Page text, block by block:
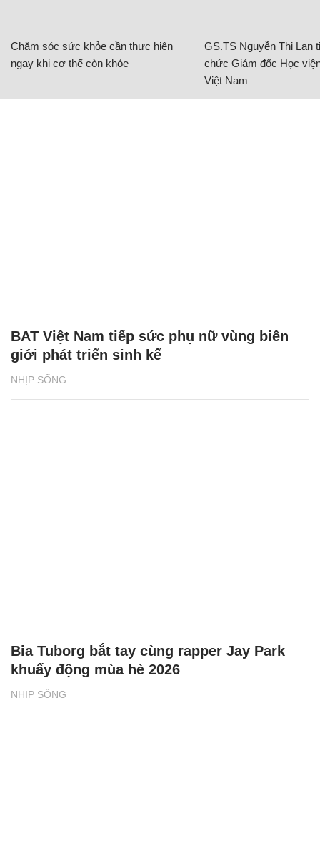
Chăm sóc sức khỏe cần thực hiện
ngay khi cơ thể còn khỏe
GS.TS Nguyễn Thị Lan
chức Giám đốc Học
Việt Nam
NHỊP SỐNG
BAT Việt Nam tiếp sức phụ nữ vùng biên
giới phát triển sinh kế
NHỊP SỐNG
Bia Tuborg bắt tay cùng rapper Jay Park
khuấy động mùa hè 2026